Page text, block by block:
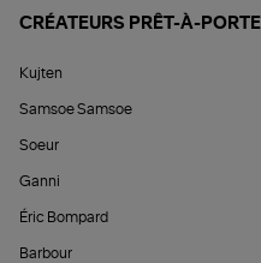
CRÉATEURS PRÊT-À-
Kujten
Samsoe Samsoe
Soeur
Ganni
Éric Bompard
Barbour